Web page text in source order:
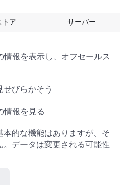
トア サーバー
報を表示し、オフセールス
びらかそう
情報を見る
的な機能はありますが、そ
データは変更される可能性